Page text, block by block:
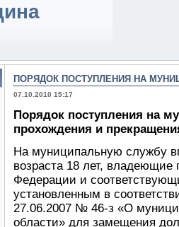
ПОРЯДОК ПОСТУПЛЕНИЯ НА
07.10.2010 15:17
Порядок поступления на
прохождения и
На муниципальную службу
возраста 18 лет, владеющие
Федерации и
установленным в
27.06.2007 № 46-з «О
области» для замещения